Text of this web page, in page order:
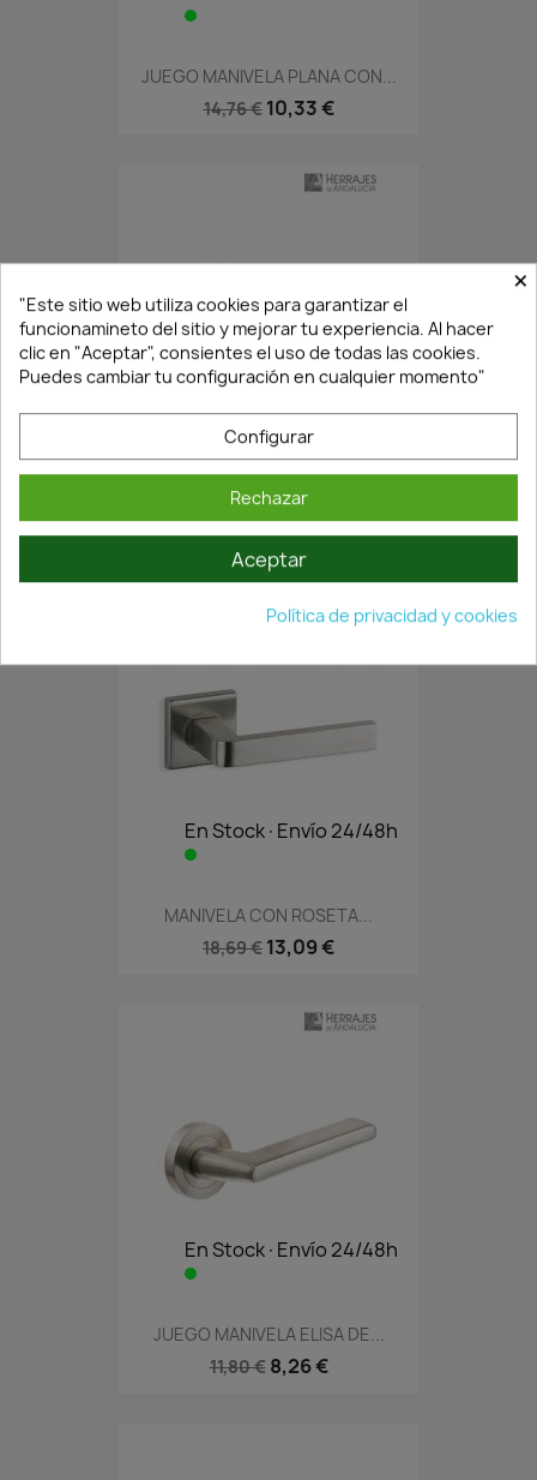
JUEGO MANIVELA PLANA CON...
14,76 € 10,33 €
En Stock·Envío 24/48h
JUEGO MANIVELA CON ROSETA...
32,86 €26,29 €
En Stock·Envío 24/48h
MANIVELA CON ROSETA...
18,69 € 13,09 €
En Stock·Envío 24/48h
JUEGO MANIVELA ELISA DE...
11,80 € 8,26 €
×
"Este sitio web utiliza cookies para garantizar el
funcionamineto del sitio y mejorar tu experiencia. Al hacer
clic en "Aceptar", consientes el uso de todas las cookies.
Puedes cambiar tu configuración en cualquier momento"
Configurar
Rechazar
Aceptar
Política de privacidad y cookies